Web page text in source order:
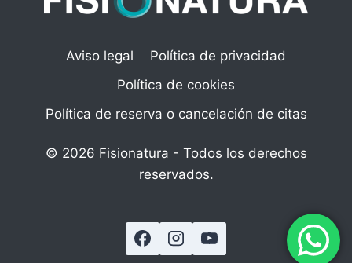
Aviso legal
Política de privacidad
Política de cookies
Política de reserva o cancelación de citas
© 2026 Fisionatura - Todos los derechos
reservados.